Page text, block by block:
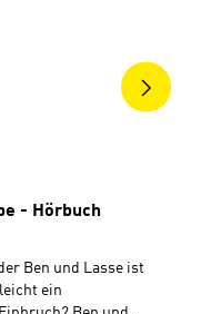
- Hörbuch
Ben und Lasse ist
ein